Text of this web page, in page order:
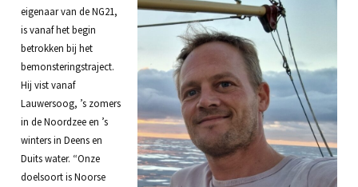
eigenaar van de NG21,
is vanaf het begin
betrokken bij het
bemonsteringstraject.
Hij vist vanaf
Lauwersoog, ’s zomers
in de Noordzee en ’s
winters in Deens en
Duits water. “Onze
doelsoort is Noorse